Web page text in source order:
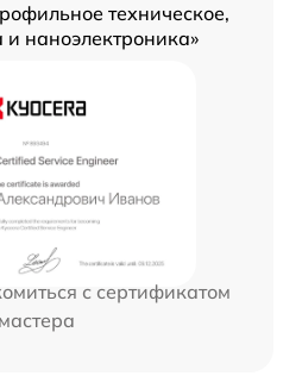
техническое,
и наноэлектроника»
с сертификатом
мастера